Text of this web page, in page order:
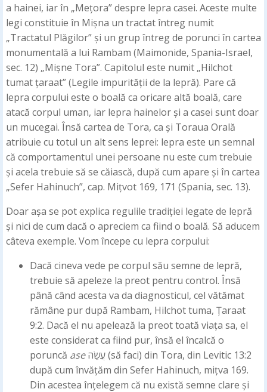
a hainei, iar în „Mețora” despre lepra casei. Aceste multe
legi constituie în Mișna un tractat întreg numit
„Tractatul Plăgilor” și un grup întreg de porunci în cartea
monumentală a lui Rambam (Maimonide, Spania-Israel,
sec. 12) „Mișne Tora”. Capitolul este numit „Hilchot
tumat țaraat” (Legile impurității de la lepră). Pare că
lepra corpului este o boală ca oricare altă boală, care
atacă corpul uman, iar lepra hainelor și a casei sunt doar
un mucegai. Însă cartea de Tora, ca și Toraua Orală
atribuie cu totul un alt sens leprei: lepra este un semnal
că comportamentul unei persoane nu este cum trebuie
și acela trebuie să se căiască, după cum apare și în cartea
„Sefer Hahinuch”, cap. Mițvot 169, 171 (Spania, sec. 13).
Doar așa se pot explica regulile tradiției legate de lepră
și nici de cum dacă o apreciem ca fiind o boală. Să aducem
câteva exemple. Vom începe cu lepra corpului:
Dacă cineva vede pe corpul său semne de lepră,
trebuie să apeleze la preot pentru control. Însă
până când acesta va da diagnosticul, cel vătămat
rămâne pur după Rambam, Hilchot tuma, Țaraat
9:2. Dacă el nu apelează la preot toată viața sa, el
este considerat ca fiind pur, însă el încalcă o
poruncă aseעֲשֵׂה (să faci) din Tora, din Levitic 13:2
după cum învățăm din Sefer Hahinuch, mițva 169.
Din acestea înțelegem că nu există semne clare și